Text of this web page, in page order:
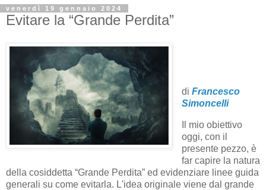
venerdì 19 gennaio 2024
Evitare la “Grande Perdita”
di Francesco
Simoncelli
Il mio obiettivo
oggi, con il
presente pezzo, è
far capire la natura
della cosiddetta “Grande Perdita” ed evidenziare linee guida
generali su come evitarla. L'idea originale viene dal grande